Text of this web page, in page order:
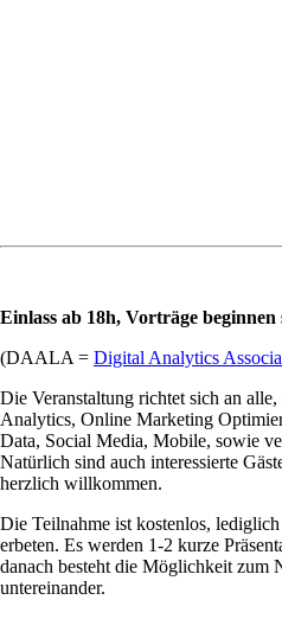
Einlass ab 18h, Vorträge beginnen
(DAALA = Digital Analytics
Die Veranstaltung richtet sich an
Analytics, Online Marketing
Data, Social Media, Mobile, sowie
Natürlich sind auch interessierte
herzlich willkommen.
Die Teilnahme ist kostenlos,
erbeten. Es werden 1-2 kurze
danach besteht die Möglichkeit zum
untereinander.